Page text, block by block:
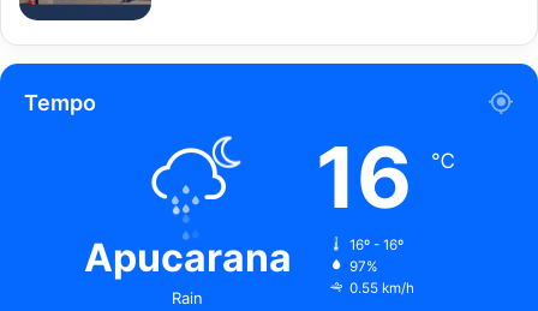
Tempo
Apucarana
Rain
16 ℃
16º - 16º
97%
0.55 km/h